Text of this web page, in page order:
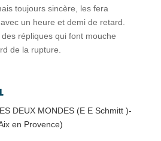
toujours sincère, les fera
un heure et demi de retard.
répliques qui font mouche
de la rupture.
DEUX MONDES (E E Schmitt )-
en Provence)